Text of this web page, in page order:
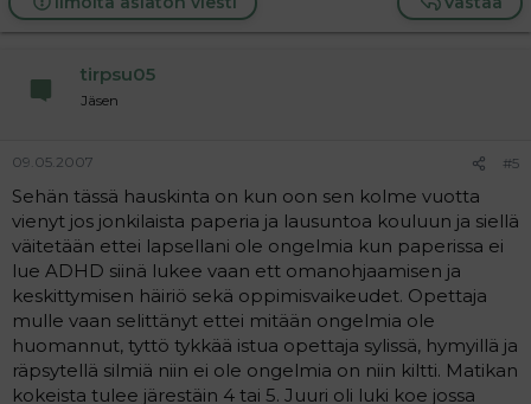
tirpsu05
Jäsen
09.05.2007 #5
Sehän tässä hauskinta on kun oon sen kolme vuotta
vienyt jos jonkilaista paperia ja lausuntoa kouluun ja siellä
väitetään ettei lapsellani ole ongelmia kun paperissa ei
lue ADHD siinä lukee vaan ett omanohjaamisen ja
keskittymisen häiriö sekä oppimisvaikeudet. Opettaja
mulle vaan selittänyt ettei mitään ongelmia ole
huomannut, tyttö tykkää istua opettaja sylissä, hymyillä ja
räpsytellä silmiä niin ei ole ongelmia on niin kiltti. Matikan
kokeista tulee järestäin 4 tai 5. Juuri oli luki koe jossa